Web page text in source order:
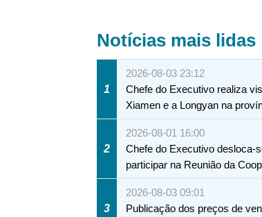
Notícias mais lidas
1
2026-08-03 23:12
Chefe do Executivo realiza
Xiamen e a Longyan na
2
2026-08-01 16:00
Chefe do Executivo desloca-
participar na Reunião da
Macau
3
2026-08-03 09:01
Publicação dos preços de